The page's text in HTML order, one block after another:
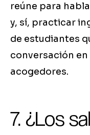
reúne para
y, sí, practicar
de estudiantes
conversación
acogedores.
7. ¿Los